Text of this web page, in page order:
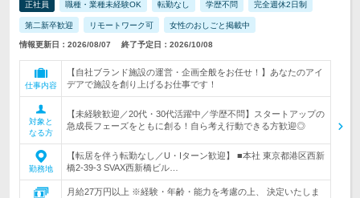
正社員 職種・業種未経験OK 転勤なし 学歴不問 完全週休2日制
第二新卒歓迎 リモートワーク可 女性のおしごと掲載中
情報更新日：2026/08/07 終了予定日：2026/10/08
仕事内容
【自社ブランド施設の運営・企画全般をお任せ！】あなたのアイ
デアで施設を創り上げるお仕事です！
対象と
なる方
【未経験歓迎／20代・30代活躍中／学歴不問】スタートアップの
急成長フェーズをともに創る！自ら考え行動できる方歓迎◎
勤務地
【転居を伴う転勤なし／U・Iターン歓迎】 ■本社 東京都港区西新
橋2-39-3 SVAX西新橋ビル…
月給27万円以上 ※経験・年齢・能力を考慮の上、 決定いたしま